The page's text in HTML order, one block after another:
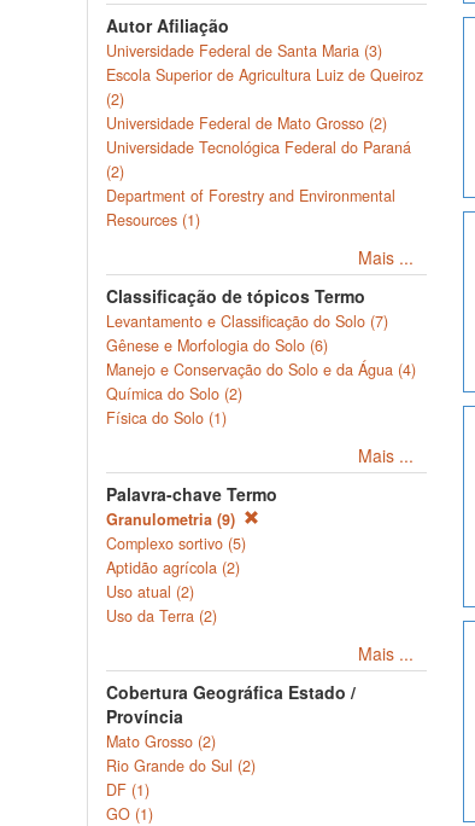
Autor Afiliação
Universidade Federal de Santa Maria (3)
Escola Superior de Agricultura Luiz de Queiroz
(2)
Universidade Federal de Mato Grosso (2)
Universidade Tecnológica Federal do Paraná
(2)
Department of Forestry and Environmental
Resources (1)
Mais ...
Classificação de tópicos Termo
Levantamento e Classificação do Solo (7)
Gênese e Morfologia do Solo (6)
Manejo e Conservação do Solo e da Água (4)
Química do Solo (2)
Física do Solo (1)
Mais ...
Palavra-chave Termo
Granulometria (9)
Complexo sortivo (5)
Aptidão agrícola (2)
Uso atual (2)
Uso da Terra (2)
Mais ...
Cobertura Geográfica Estado /
Província
Mato Grosso (2)
Rio Grande do Sul (2)
DF (1)
GO (1)